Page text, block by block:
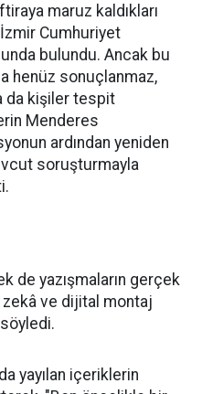
maruz kaldıkları
Cumhuriyet
bulundu. Ancak bu
henüz sonuçlanmaz,
da kişiler tespit
Menderes
ardından yeniden
soruşturmayla
de yazışmaların gerçek
zekâ ve dijital montaj
söyledi.
yayılan içeriklerin